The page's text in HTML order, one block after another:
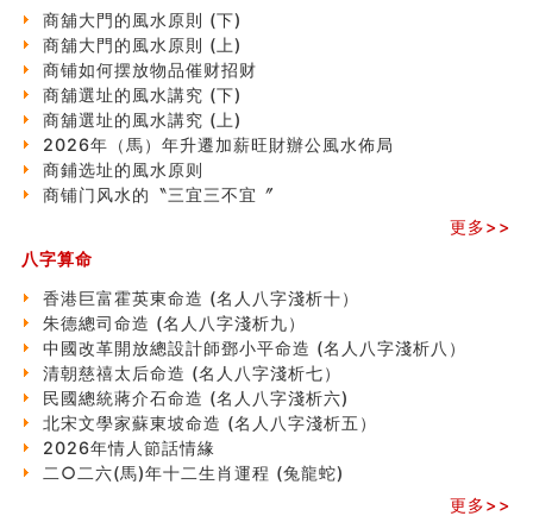
玄空本义(七)
刘燮鈞讲人相 手纹与命运(二)
商铺如何摆放物品催财招财
极其旺夫的女人面相
家居常見風水形煞及化解方法 (二)
居家風水懶人包！房子煞氣怎麼看？風水禁忌有哪些？有
這樣風水的房子別�
南半球的八字如何推排
风水先生林琅仙的传说
从痣看相
姓名陰陽配置的凶吉
六爻測住宅風水 (四)
玄空本义 (五)
财务办公室风水布局
精选1500个五行属木的字
玄空本义 (四)
八字算命：女命八字里日坐伤官克夫？
六爻算卦：我俩之间是否还命中有未尽的缘分？
商舖大門的風水原則 (下)
商舖大門的風水原則 (上)
商铺如何摆放物品催财招财
商舖選址的風水講究 (下)
商舖選址的風水講究 (上)
2026年（馬）年升遷加薪旺財辦公風水佈局
商鋪选址的風水原则
商铺门风水的〝三宜三不宜〞
更多>>
八字算命
香港巨富霍英東命造 (名人八字淺析十）
朱德總司命造 (名⼈⼋字淺析九）
中國改革開放總設計師鄧小平命造 (名人八字淺析八）
清朝慈禧太后命造 (名人八字淺析七）
民國總統蔣介石命造 (名人八字淺析六)
北宋文學家蘇東坡命造 (名人八字淺析五）
2026年情人節話情緣
二○二六(馬)年十二生肖運程 (兔龍蛇)
更多>>